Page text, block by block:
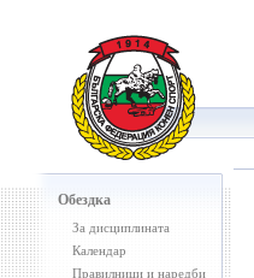
Обездка
За дисциплината
Календар
Правилници и наредби